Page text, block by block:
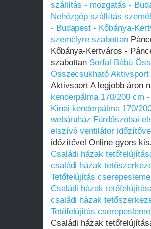
szállítás - mozgatás -
Nehézgép szállítás
- Budapest - Kőbánya-
személyre szabottan
Kőbánya-Kertváros -
szabottan Sorfal Bábú
Összecsukható Aktivsport
Aktivsport A legjobb áron
kenderpálma 170/200 cm
Kínai kenderpálma 170/
webáruház Fürdőszobai
elszívó ventilátor
időzítővel Online gyors
Családi házak
családi házak
Tetőfelújítás
Családi házak
családi házak
Tetőfelújítás
Családi házak